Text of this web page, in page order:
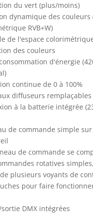
du vert (plus/moins)
dynamique des couleurs
RVB+W)
de l'espace
des couleurs
d'énergie
continue de 0 à 100%
diffuseurs remplaçables
à la batterie intégrée
de commande simple sur
de commande se
rotatives
plusieurs voyants de
pour faire
DMX intégrées